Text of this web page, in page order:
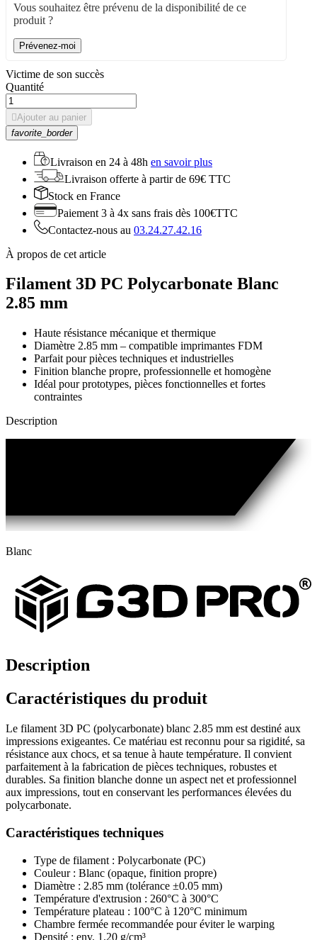
Vous souhaitez être prévenu de la disponibilité de ce
produit ?
Prévenez-moi
Victime de son succès
Quantité
Ajouter au panier
favorite_border
Livraison en 24 à 48h en savoir plus
Livraison offerte à partir de 69€ TTC
Stock en France
Paiement 3 à 4x sans frais dès 100€TTC
Contactez-nous au 03.24.27.42.16
À propos de cet article
Filament 3D PC Polycarbonate Blanc
2.85 mm
Haute résistance mécanique et thermique
Diamètre 2.85 mm – compatible imprimantes FDM
Parfait pour pièces techniques et industrielles
Finition blanche propre, professionnelle et homogène
Idéal pour prototypes, pièces fonctionnelles et fortes
contraintes
Description
Blanc
Description
Caractéristiques du produit
Le filament 3D PC (polycarbonate) blanc 2.85 mm est destiné aux
impressions exigeantes. Ce matériau est reconnu pour sa rigidité, sa
résistance aux chocs, et sa tenue à haute température. Il convient
parfaitement à la fabrication de pièces techniques, robustes et
durables. Sa finition blanche donne un aspect net et professionnel
aux impressions, tout en conservant les performances élevées du
polycarbonate.
Caractéristiques techniques
Type de filament : Polycarbonate (PC)
Couleur : Blanc (opaque, finition propre)
Diamètre : 2.85 mm (tolérance ±0.05 mm)
Température d'extrusion : 260°C à 300°C
Température plateau : 100°C à 120°C minimum
Chambre fermée recommandée pour éviter le warping
Densité : env. 1.20 g/cm³